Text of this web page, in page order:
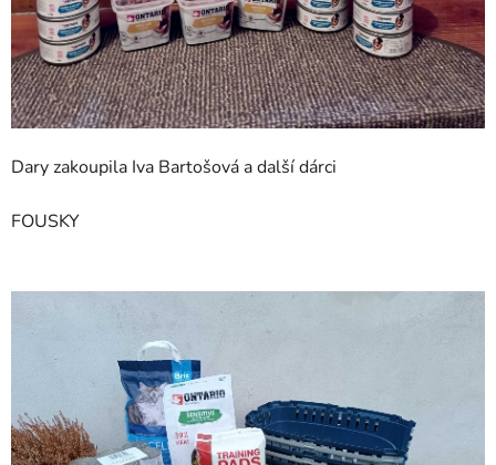
Dary zakoupila Iva Bartošová a další dárci
FOUSKY